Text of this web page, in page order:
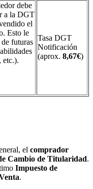
debe
a la DGT
el
Esto le
futuras
etc.).
Tasa DGT
Notificación
(aprox. 8,67€)
el comprador
Cambio de Titularidad.
Impuesto de
.